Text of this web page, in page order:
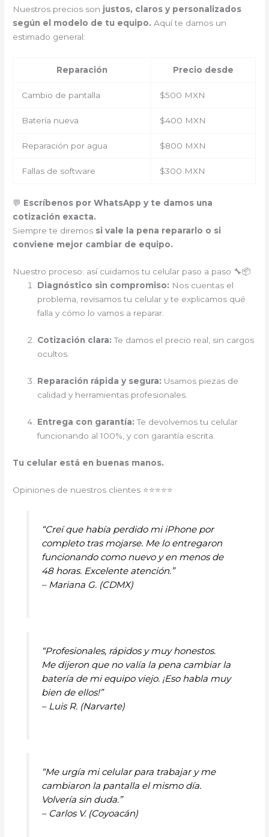
Nuestros precios son justos, claros y personalizados
según el modelo de tu equipo. Aquí te damos un
estimado general:
Reparación Precio desde
Cambio de pantalla $500 MXN
Batería nueva $400 MXN
Reparación por agua $800 MXN
Fallas de software $300 MXN
💬 Escríbenos por WhatsApp y te damos una
cotización exacta.
Siempre te diremos si vale la pena repararlo o si
conviene mejor cambiar de equipo.
Nuestro proceso: así cuidamos tu celular paso a paso 🔧📦
Diagnóstico sin compromiso: Nos cuentas el
problema, revisamos tu celular y te explicamos qué
falla y cómo lo vamos a reparar.
Cotización clara: Te damos el precio real, sin cargos
ocultos.
Reparación rápida y segura: Usamos piezas de
calidad y herramientas profesionales.
Entrega con garantía: Te devolvemos tu celular
funcionando al 100%, y con garantía escrita.
Tu celular está en buenas manos.
Opiniones de nuestros clientes ⭐⭐⭐⭐⭐
“Creí que había perdido mi iPhone por
completo tras mojarse. Me lo entregaron
funcionando como nuevo y en menos de
48 horas. Excelente atención.”
– Mariana G. (CDMX)
“Profesionales, rápidos y muy honestos.
Me dijeron que no valía la pena cambiar la
batería de mi equipo viejo. ¡Eso habla muy
bien de ellos!”
– Luis R. (Narvarte)
“Me urgía mi celular para trabajar y me
cambiaron la pantalla el mismo día.
Volvería sin duda.”
– Carlos V. (Coyoacán)